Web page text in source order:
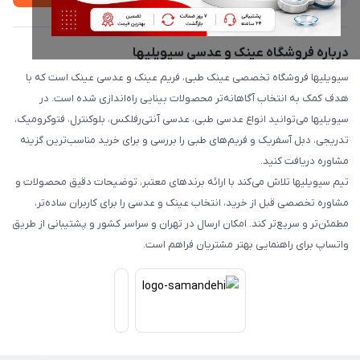
درباره فروشگاه عینک و عدسی سیویلیها
سیویلیها فروشگاه تخصصی عینک طبی، فریم عینک و عدسی عینک است که با
هدف کمک به انتخاب آگاهانه‌تر محصولات بینایی راه‌اندازی شده است. در
سیویلیها می‌توانید انواع عدسی طبی، عدسی آنتی‌رفلکس، بلوکنترل، فتوکرومیک،
تدریجی، دبل آسفریک و فریم‌های طبی را بررسی و برای خرید مناسب‌ترین گزینه
مشاوره دریافت کنید.
تیم سیویلیها تلاش می‌کند با ارائه برندهای معتبر، توضیحات دقیق محصولات و
مشاوره تخصصی قبل از خرید، انتخاب عینک و عدسی را برای کاربران ساده‌تر،
مطمئن‌تر و سریع‌تر کند. امکان ارسال در تهران و سراسر کشور و پشتیبانی از طریق
واتساپ برای راهنمایی بهتر مشتریان فراهم است.